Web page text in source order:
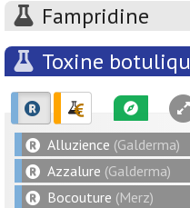
Fampridine
Toxine
Alluzience (Galderma)
Azzalure (Galderma)
Bocouture (Merz)